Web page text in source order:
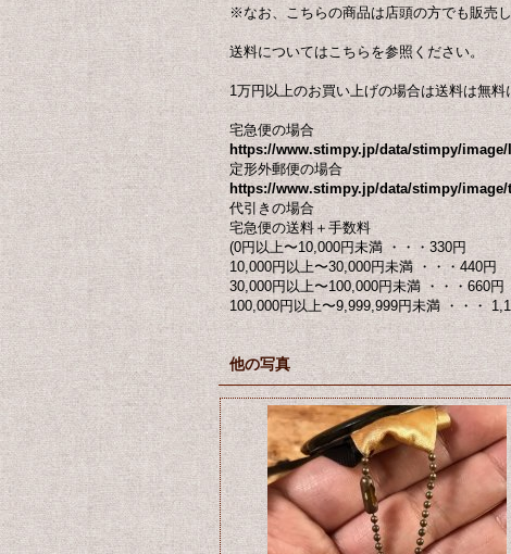
※なお、こちらの商品は店頭の方でも販売
送料についてはこちらを参照ください。
1万円以上のお買い上げの場合は送料は無料
宅急便の場合
https://www.stimpy.jp/data/stimpy/image/
定形外郵便の場合
https://www.stimpy.jp/data/stimpy/
代引きの場合
宅急便の送料＋手数料
(0円以上〜10,000円未満 ・・・330円
10,000円以上〜30,000円未満 ・・・440円
30,000円以上〜100,000円未満 ・・・660円
100,000円以上〜9,999,999円未満 ・・・
他の写真